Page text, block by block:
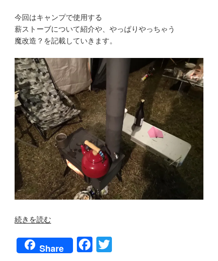
今回はキャンプで使用する
薪ストーブについて紹介や、やっぱりやっちゃう
魔改造？を記載していきます。
“キ
ン
プ
続きを読む
Share
F